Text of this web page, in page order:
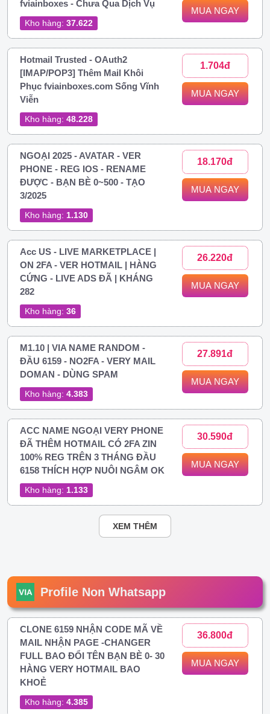
fviainboxes - Chưa Qua Dịch Vụ
Kho hàng: 37.622
MUA NGAY
Hotmail Trusted - OAuth2
[IMAP/POP3] Thêm Mail Khôi
Phục fviainboxes.com Sống Vĩnh
Viễn
Kho hàng: 48.228
1.704đ
MUA NGAY
NGOẠI 2025 - AVATAR - VER
PHONE - REG IOS - RENAME
ĐƯỢC - BẠN BÈ 0~500 - TẠO
3/2025
Kho hàng: 1.130
18.170đ
MUA NGAY
Acc US - LIVE MARKETPLACE |
ON 2FA - VER HOTMAIL | HÀNG
CỨNG - LIVE ADS ĐÃ | KHÁNG
282
Kho hàng: 36
26.220đ
MUA NGAY
M1.10 | VIA NAME RANDOM -
ĐẦU 6159 - NO2FA - VERY MAIL
DOMAN - DÙNG SPAM
Kho hàng: 4.383
27.891đ
MUA NGAY
ACC NAME NGOẠI VERY PHONE
ĐÃ THÊM HOTMAIL CÓ 2FA ZIN
100% REG TRÊN 3 THÁNG ĐẦU
6158 THÍCH HỢP NUÔI NGÂM OK
Kho hàng: 1.133
30.590đ
MUA NGAY
XEM THÊM
Profile Non Whatsapp
CLONE 6159 NHẬN CODE MÃ VỀ
MAIL NHẬN PAGE -CHANGER
FULL BAO ĐỔI TÊN BẠN BÈ 0- 30
HÀNG VERY HOTMAIL BAO
KHOẺ
Kho hàng: 4.385
36.800đ
MUA NGAY